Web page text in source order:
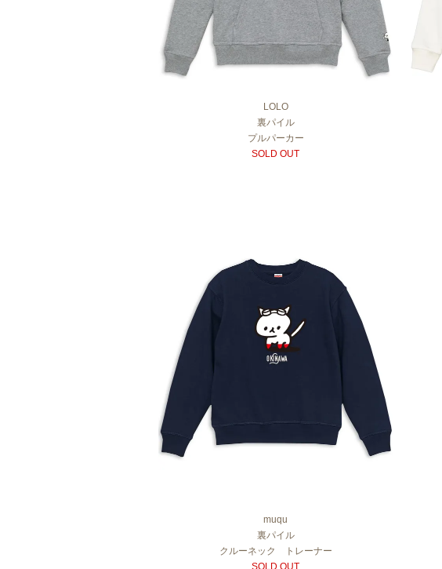
LOLO
裏パイル
プルパーカー
SOLD OUT
muqu
裏パイル
クルーネック トレーナー
SOLD OUT